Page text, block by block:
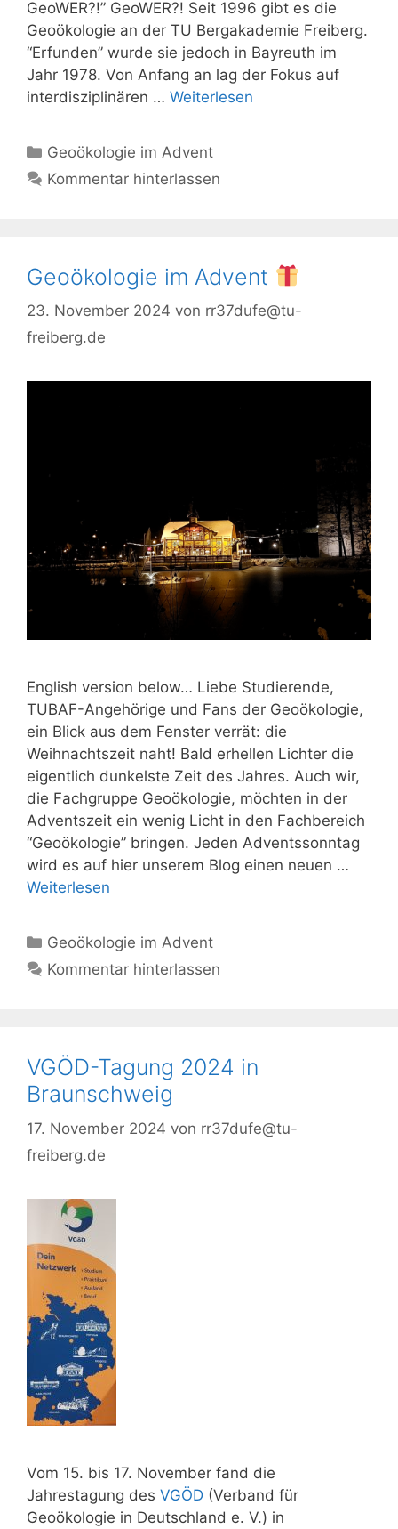
GeoWER?!” GeoWER?! Seit 1996 gibt es die
Geoökologie an der TU Bergakademie Freiberg.
“Erfunden” wurde sie jedoch in Bayreuth im
Jahr 1978. Von Anfang an lag der Fokus auf
interdisziplinären … Weiterlesen
Kategorien
Geoökologie im Advent
Kommentar hinterlassen
Geoökologie im Advent
23. November 2024 von rr37dufe@tu-
freiberg.de
English version below… Liebe Studierende,
TUBAF-Angehörige und Fans der Geoökologie,
ein Blick aus dem Fenster verrät: die
Weihnachtszeit naht! Bald erhellen Lichter die
eigentlich dunkelste Zeit des Jahres. Auch wir,
die Fachgruppe Geoökologie, möchten in der
Adventszeit ein wenig Licht in den Fachbereich
“Geoökologie” bringen. Jeden Adventssonntag
wird es auf hier unserem Blog einen neuen …
Weiterlesen
Kategorien
Geoökologie im Advent
Kommentar hinterlassen
VGÖD-Tagung 2024 in
Braunschweig
17. November 2024 von rr37dufe@tu-
freiberg.de
Vom 15. bis 17. November fand die
Jahrestagung des VGÖD (Verband für
Geoökologie in Deutschland e. V.) in